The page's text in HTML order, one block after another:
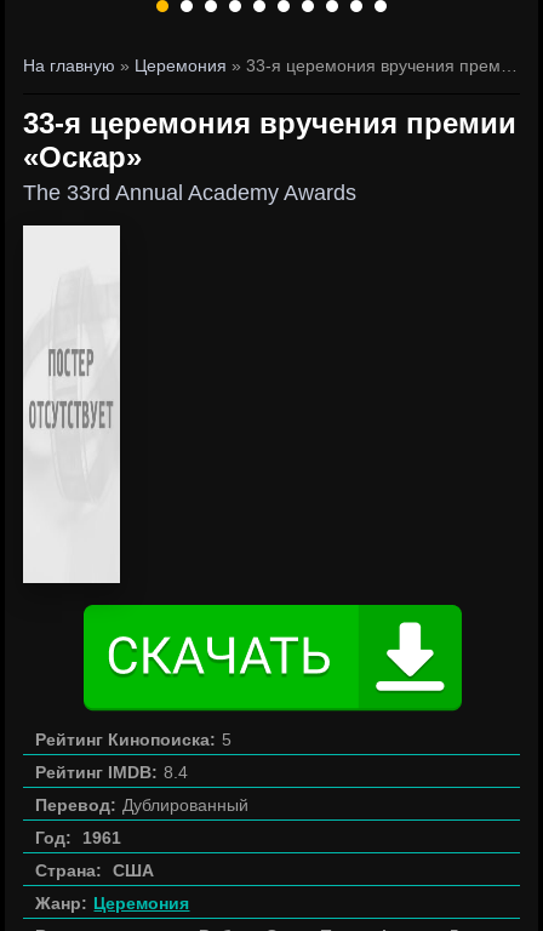
На главную » Церемония » 33-я церемония вручения премии «Оскар»
33-я церемония вручения премии
«Оскар»
The 33rd Annual Academy Awards
Рейтинг Кинопоиска: 5
Рейтинг IMDB: 8.4
Перевод: Дублированный
Год:
1961
Страна:
США
Жанр: Церемония